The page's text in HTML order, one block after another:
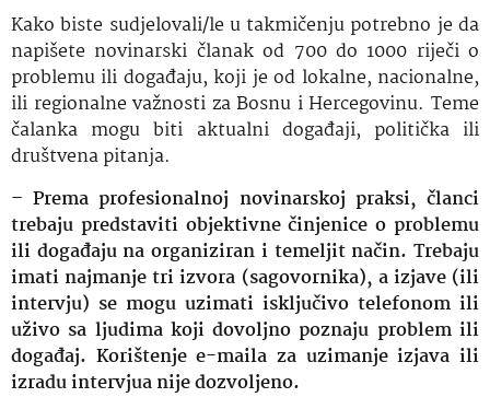
Kako biste sudjelovali/le u takmičenju potrebno je da
napišete novinarski članak od 700 do 1000 riječi o
problemu ili događaju, koji je od lokalne, nacionalne,
ili regionalne važnosti za Bosnu i Hercegovinu. Teme
čalanka mogu biti aktualni događaji, politička ili
društvena pitanja.
– Prema profesionalnoj novinarskoj praksi, članci
trebaju predstaviti objektivne činjenice o problemu
ili događaju na organiziran i temeljit način. Trebaju
imati najmanje tri izvora (sagovornika), a izjave (ili
intervju) se mogu uzimati isključivo telefonom ili
uživo sa ljudima koji dovoljno poznaju problem ili
događaj. Korištenje e-maila za uzimanje izjava ili
izradu intervjua nije dozvoljeno.